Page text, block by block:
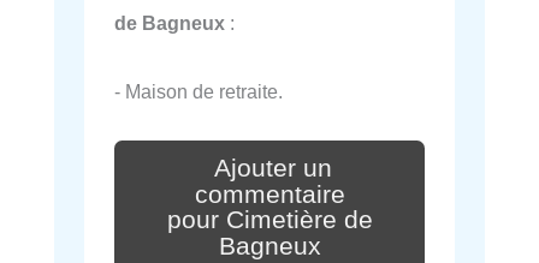
de Bagneux :
- Maison de retraite.
Ajouter un
commentaire
pour Cimetière de
Bagneux